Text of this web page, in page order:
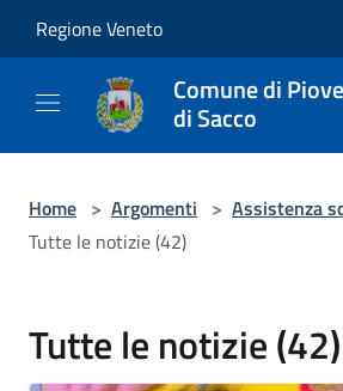
Regione Veneto
Comune di Piove
di Sacco
Home > Argomenti > Assistenza
Tutte le notizie (42)
Tutte le notizie (42)